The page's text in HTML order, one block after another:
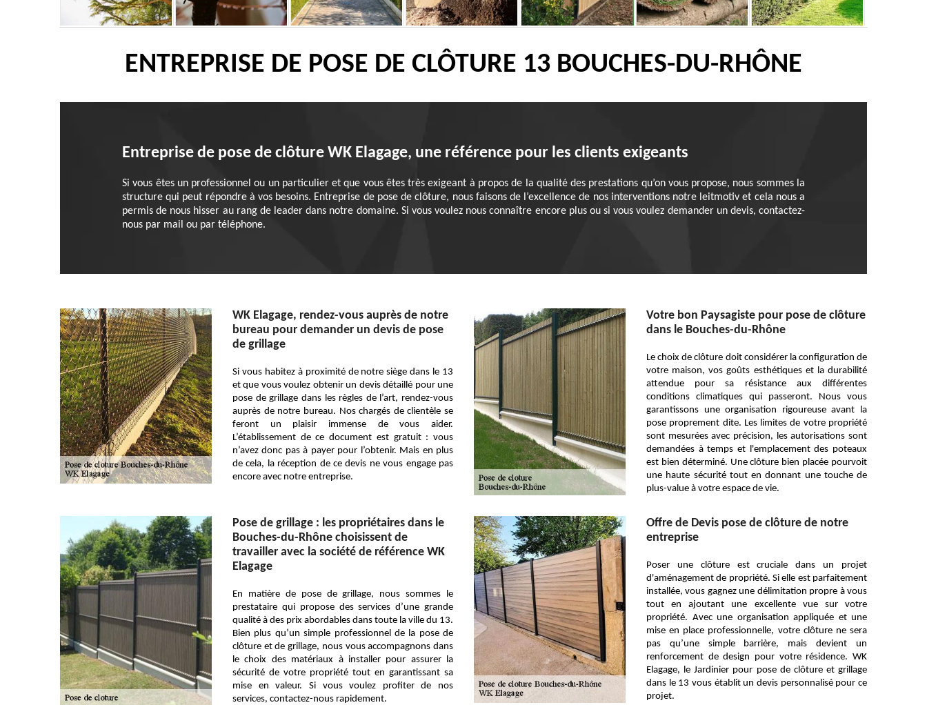
ENTREPRISE DE POSE DE CLÔTURE 13 BOUCHES-DU-RHÔNE
Entreprise de pose de clôture WK Elagage, une référence pour les clients exigeants
Si vous êtes un professionnel ou un particulier et que vous êtes très exigeant à propos de la qualité des prestations qu’on vous propose, nous sommes la
structure qui peut répondre à vos besoins. Entreprise de pose de clôture, nous faisons de l’excellence de nos interventions notre leitmotiv et cela nous a
permis de nous hisser au rang de leader dans notre domaine. Si vous voulez nous connaître encore plus ou si vous voulez demander un devis, contactez-
nous par mail ou par téléphone.
WK Elagage, rendez-vous auprès de notre
bureau pour demander un devis de pose
de grillage
Si vous habitez à proximité de notre siège dans le 13
et que vous voulez obtenir un devis détaillé pour une
pose de grillage dans les règles de l’art, rendez-vous
auprès de notre bureau. Nos chargés de clientèle se
feront un plaisir immense de vous aider.
L’établissement de ce document est gratuit : vous
n’avez donc pas à payer pour l’obtenir. Mais en plus
de cela, la réception de ce devis ne vous engage pas
encore avec notre entreprise.
Votre bon Paysagiste pour pose de clôture
dans le Bouches-du-Rhône
Le choix de clôture doit considérer la configuration de
votre maison, vos goûts esthétiques et la durabilité
attendue pour sa résistance aux différentes
conditions climatiques qui passeront. Nous vous
garantissons une organisation rigoureuse avant la
pose proprement dite. Les limites de votre propriété
sont mesurées avec précision, les autorisations sont
demandées à temps et l'emplacement des poteaux
est bien déterminé. Une clôture bien placée pourvoit
une haute sécurité tout en donnant une touche de
plus-value à votre espace de vie.
Pose de grillage : les propriétaires dans le
Bouches-du-Rhône choisissent de
travailler avec la société de référence WK
Elagage
En matière de pose de grillage, nous sommes le
prestataire qui propose des services d’une grande
qualité à des prix abordables dans toute la ville du 13.
Bien plus qu’un simple professionnel de la pose de
clôture et de grillage, nous vous accompagnons dans
le choix des matériaux à installer pour assurer la
sécurité de votre propriété tout en garantissant sa
mise en valeur. Si vous voulez profiter de nos
services, contactez-nous rapidement.
Offre de Devis pose de clôture de notre
entreprise
Poser une clôture est cruciale dans un projet
d'aménagement de propriété. Si elle est parfaitement
installée, vous gagnez une délimitation propre à vous
tout en ajoutant une excellente vue sur votre
propriété. Avec une organisation appliquée et une
mise en place professionnelle, votre clôture ne sera
pas qu’une simple barrière, mais devient un
renforcement de design pour votre résidence. WK
Elagage, le Jardinier pour pose de clôture et grillage
dans le 13 vous établit un devis personnalisé pour ce
projet.